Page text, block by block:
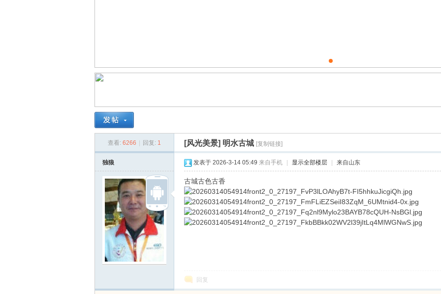
查看: 6266 回复: 1 [风光美景] 明水古城 [复制链接]
独狼 发表于 2026-3-14 05:49 来自手机 显示全部楼层 来自山东
古城古色古香
回复